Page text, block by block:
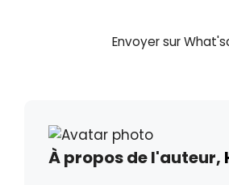
Envoyer sur
À propos de l'auteur,